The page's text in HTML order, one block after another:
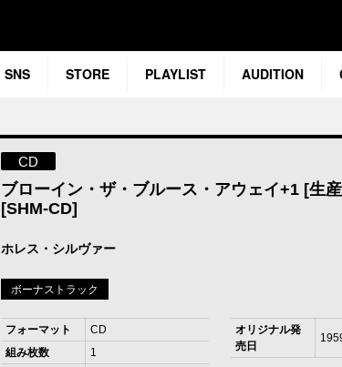
SNS STORE PLAYLIST AUDITION
CD
ブローイン・ザ・ブルース・アウェイ+1 [生
[SHM-CD]
ホレス・シルヴァー
ボーナストラック
フォーマット
CD
組み枚数
1
オリジナル発
売日